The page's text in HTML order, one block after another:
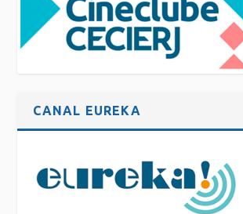
CANAL EUREKA